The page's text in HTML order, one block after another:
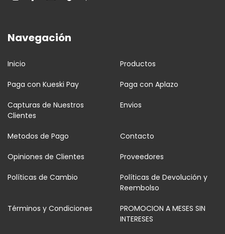
Navegación
Inicio Productos
Paga con Kueski Pay Paga con Aplazo
Capturas de Nuestros
Clientes
Envios
Metodos de Pago Contacto
Opiniones de Clientes Proveedores
Políticas de Cambio
Políticas de Devolución y
Reembolso
Términos y Condiciones
PROMOCION A MESES SIN
INTERESES